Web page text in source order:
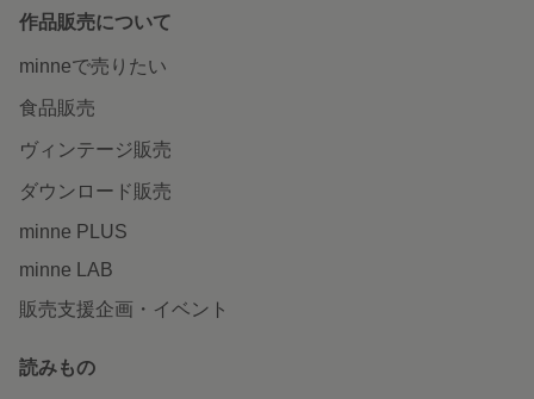
作品販売について
minneで売りたい
食品販売
ヴィンテージ販売
ダウンロード販売
minne PLUS
minne LAB
販売支援企画・イベント
読みもの